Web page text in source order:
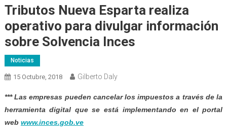
Tributos Nueva Esparta realiza
operativo para divulgar información
sobre Solvencia Inces
Noticias
15 Octubre, 2018 Gilberto Daly
*** Las empresas pueden cancelar los impuestos a través de la
herramienta digital que se está implementando en el portal
web www.inces.gob.ve